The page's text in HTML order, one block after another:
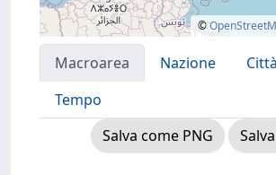
©
Macroarea Nazione
Città
Tempo
Salva come PNG